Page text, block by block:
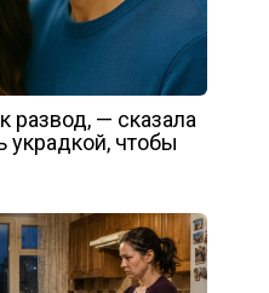
развод, — сказала
чтобы